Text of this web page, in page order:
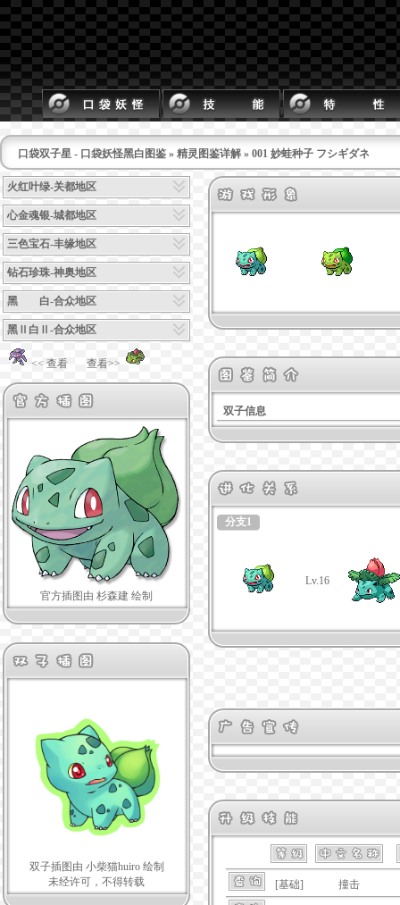
口袋双子星 - 口袋妖怪黑白图鉴 » 精灵图鉴详解 » 001 妙蛙种子 フシギダネ
火红叶绿-关都地区
心金魂银-城都地区
三色宝石-丰缘地区
钻石珍珠-神奥地区
黑 白-合众地区
黑Ⅱ白Ⅱ-合众地区
<< 查看 查看>>
官方插图由 杉森建 绘制
双子插图由 小柴猫huiro 绘制
未经许可，不得转载
双子信息
分支1
Lv.16
[基础] 撞击